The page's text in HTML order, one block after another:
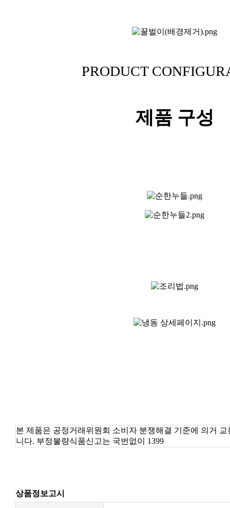
PRODUCT
제품 구성
니다. 부정불량식품신고는 국번없이 1399
상품정보고시